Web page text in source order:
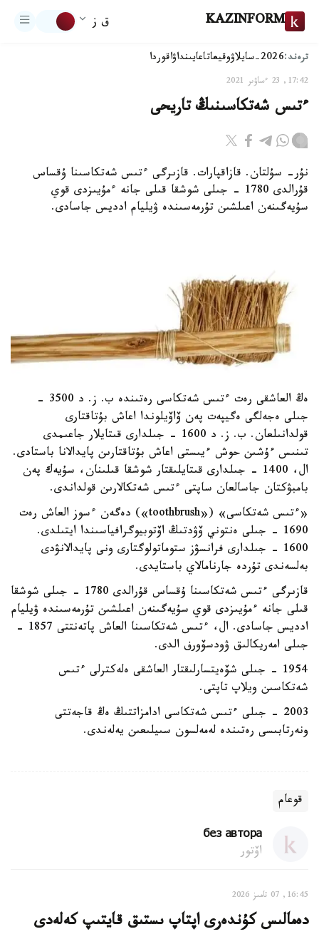
KAZINFORM ق ز
ترەند:2026-سايلاۋ وقيعاتاعايىنداۋاقوردا
17:42, 23 ءساۋىر 2021
ءتىس شەتكاسىنىڭ تاريحى
نۇر- سۇلتان. قازاقپارات. قازىرگى ءتىس شەتكاسىنا ۇقساس
قۇرالدى 1780 - جىلى شوشقا قىلى جانە ءمۇيىزدى قوي
سۇيەگىنەن اعىلشىن تۇرمەسىندە ۋيليام ادديس جاسادى.
ەڭ العاشقى رەت ءتىس شەتكاسى رەتىندە ب. ز. د 3500 -
جىلى ەجەلگى ەگيپەت پەن ۆاۆيلوندا اعاش بۇتاقتارى
قولدانىلعان. ب. ز. د 1600 - جىلدارى قىتايلار جاعىمدى
تىنىس ءۇشىن حوش ءيىستى اعاش بۇتاقتارىن پايدالانا باستادى.
ال، 1400 - جىلدارى قىتايلىقتار شوشقا قىلىنان، سۇيەك پەن
بامبۋكتان جاسالعان ساپتى ءتىس شەتكالارىن قولداندى.
«ءتىس شەتكاسى» («toothbrush») دەگەن ءسوز العاش رەت
1690 - جىلى ەنتوني ۆۋدتىڭ اۆتوبيوگرافياسىندا ايتىلدى.
1600 - جىلدارى فرانسۋز ستوماتولوگتارى ونى پايدالانۋدى
بەلسەندى تۇردە جارنامالاي باستايدى.
قازىرگى ءتىس شەتكاسىنا ۇقساس قۇرالدى 1780 - جىلى شوشقا
قىلى جانە ءمۇيىزدى قوي سۇيەگىنەن اعىلشىن تۇرمەسىندە ۋيليام
ادديس جاسادى. ال، ءتىس شەتكاسىنا العاش پاتەنتتى 1857 -
جىلى امەريكالىق ۋودسۆورف الدى.
1954 - جىلى شۆەيتسارلىقتار العاشقى ەلەكترلى ءتىس
شەتكاسىن ويلاپ تاپتى.
2003 - جىلى ءتىس شەتكاسى ادامزاتتىڭ ەڭ قاجەتتى
ونەرتابىسى رەتىندە لەمەلسون سىيلىعىن يەلەندى.
قوعام
без автора
اۆتور
16:45, 07 تامىز 2026
دەمالىس كۇندەرى اپتاپ ىستىق قايتىپ كەلەدى